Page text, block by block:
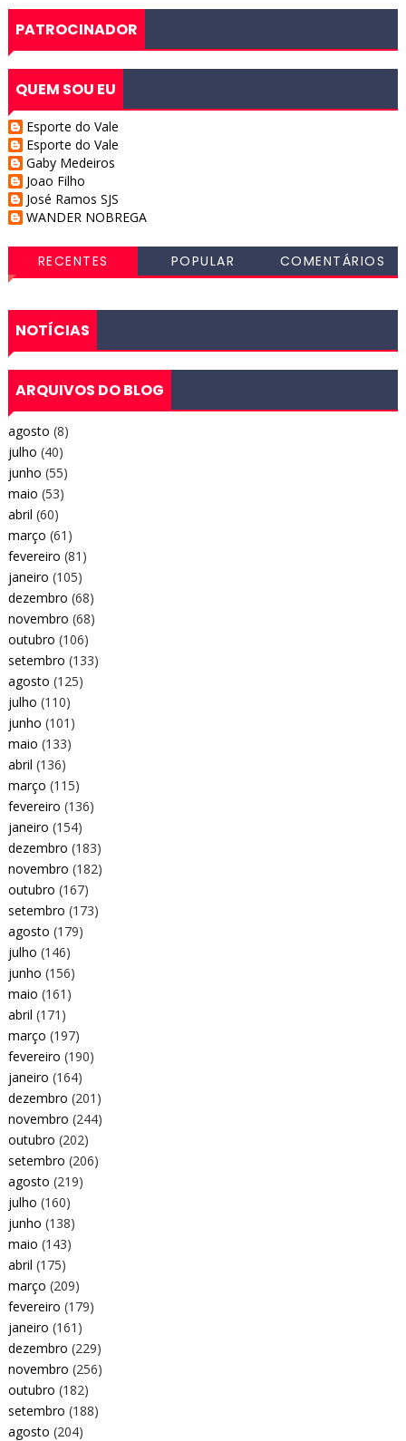
PATROCINADOR
QUEM SOU EU
Esporte do Vale
Esporte do Vale
Gaby Medeiros
Joao Filho
José Ramos SJS
WANDER NOBREGA
RECENTES POPULAR COMENTÁRIOS
NOTÍCIAS
ARQUIVOS DO BLOG
agosto (8)
julho (40)
junho (55)
maio (53)
abril (60)
março (61)
fevereiro (81)
janeiro (105)
dezembro (68)
novembro (68)
outubro (106)
setembro (133)
agosto (125)
julho (110)
junho (101)
maio (133)
abril (136)
março (115)
fevereiro (136)
janeiro (154)
dezembro (183)
novembro (182)
outubro (167)
setembro (173)
agosto (179)
julho (146)
junho (156)
maio (161)
abril (171)
março (197)
fevereiro (190)
janeiro (164)
dezembro (201)
novembro (244)
outubro (202)
setembro (206)
agosto (219)
julho (160)
junho (138)
maio (143)
abril (175)
março (209)
fevereiro (179)
janeiro (161)
dezembro (229)
novembro (256)
outubro (182)
setembro (188)
agosto (204)